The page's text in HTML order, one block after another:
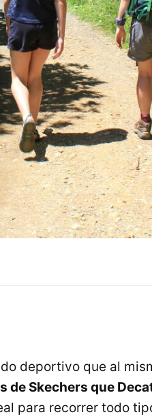
deportivo que al
de Skechers que
para recorrer todo